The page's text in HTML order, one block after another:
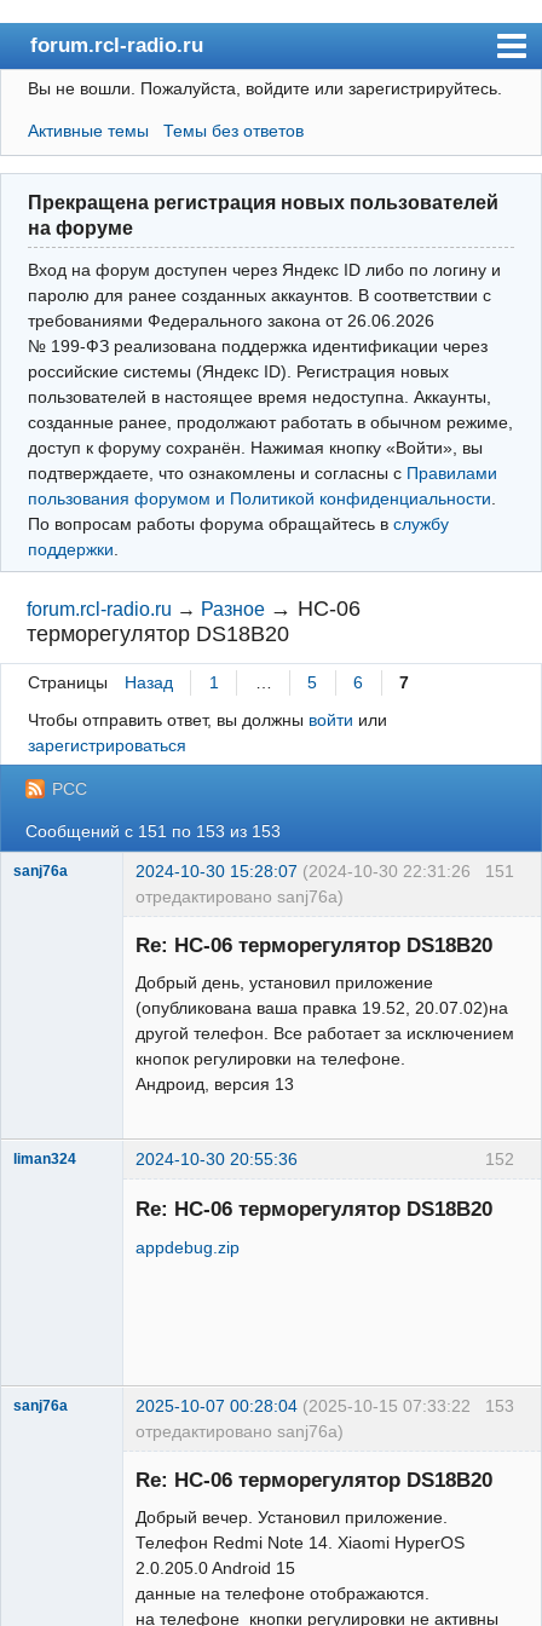
forum.rcl-radio.ru
rcl-radio.ru
Форум
Пользователи
Правила
Поиск
Вход(логин\пароль)
Войти через Яндекс ID
Выйти
Вы не вошли. Пожалуйста, войдите или зарегистрируйтесь.
Активные темы Темы без ответов
Прекращена регистрация новых пользователей
на форуме
Вход на форум доступен через Яндекс ID либо по логину и
паролю для ранее созданных аккаунтов. В соответствии с
требованиями Федерального закона от 26.06.2026
№ 199‑ФЗ реализована поддержка идентификации через
российские системы (Яндекс ID). Регистрация новых
пользователей в настоящее время недоступна. Аккаунты,
созданные ранее, продолжают работать в обычном режиме,
доступ к форуму сохранён. Нажимая кнопку «Войти», вы
подтверждаете, что ознакомлены и согласны с Правилами
пользования форумом и Политикой конфиденциальности
По вопросам работы форума обращайтесь в службу
поддержки
forum.rcl-radio.ru → Разное → HC-06
терморегулятор DS18B20
Страницы Назад 1 … 5 6
7
Чтобы отправить ответ, вы должны войти или
зарегистрироваться
РСС
Сообщений с 151 по 153 из 153
151
sanj76a 2024-10-30 15:28:07 (2024-10-30 22:31:26
отредактировано sanj76a)
Re: HC-06 терморегулятор DS18B20
Добрый день, установил приложение
(опубликована ваша правка 19.52, 20.07.02)на
другой телефон. Все работает за исключением
кнопок регулировки на телефоне.
Андроид, версия 13
152
liman324 2024-10-30 20:55:36
Re: HC-06 терморегулятор DS18B20
appdebug.zip
153
sanj76a 2025-10-07 00:28:04 (2025-10-15 07:33:22
отредактировано sanj76a)
Re: HC-06 терморегулятор DS18B20
Добрый вечер. Установил приложение.
Телефон Redmi Note 14. Xiaomi HyperOS
2.0.205.0 Android 15
данные на телефоне отображаются.
на телефоне кнопки регулировки не активны